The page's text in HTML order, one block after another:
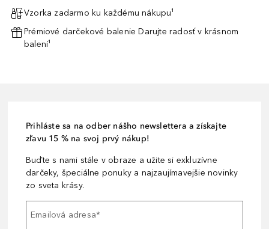
Vzorka zadarmo ku každému nákupu¹
Prémiové darčekové balenie Darujte radosť v krásnom
balení¹
Prihláste sa na odber nášho newslettera a získajte
zľavu 15 % na svoj prvý nákup!
Buďte s nami stále v obraze a užite si exkluzívne
darčeky, špeciálne ponuky a najzaujímavejšie novinky
zo sveta krásy.
Emailová adresa*